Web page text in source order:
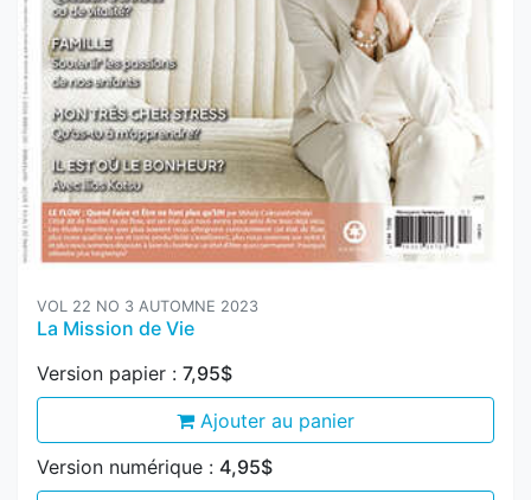
VOL 22 NO 3 AUTOMNE 2023
La Mission de Vie
Version numérique :4,95$
Ajouter au panier